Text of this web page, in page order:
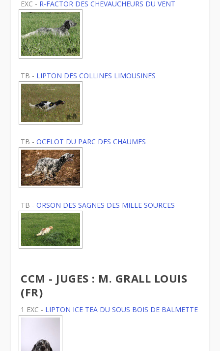
EXC - R-FACTOR DES CHEVAUCHEURS DU VENT
TB - LIPTON DES COLLINES LIMOUSINES
TB -OCELOT DU PARC DES CHAUMES
TB -ORSON DES SAGNES DES MILLE SOURCES
CCM - JUGES : M. GRALL LOUIS
(FR)
1 EXC - LIPTON ICE TEA DU SOUS BOIS DE BALMETTE